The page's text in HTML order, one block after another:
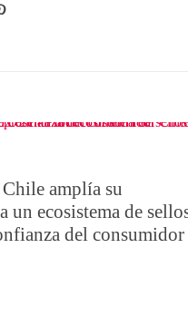
amplía su
un ecosistema de
del consumidor